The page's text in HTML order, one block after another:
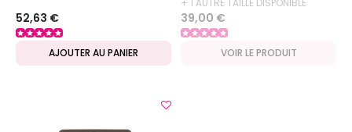
52,63 €
AJOUTER AU PANIER
+ 1 AUTRE TAILLE DISPONIBLE
39,00 €
VOIR LE PRODUIT